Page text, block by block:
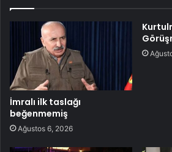
İmralı ilk taslağı
beğenmemiş
Ağustos 6, 2026